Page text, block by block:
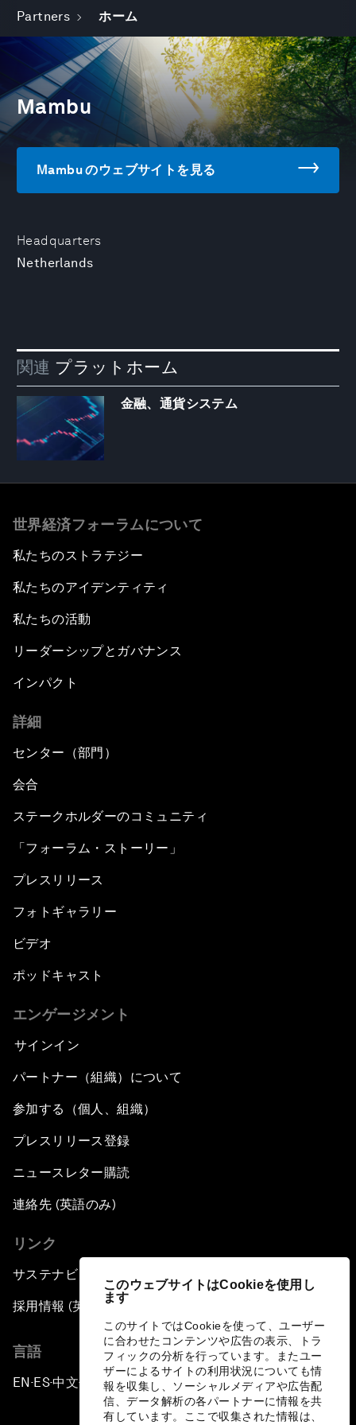
このウェブサイトはCookieを使用し
ます
このサイトではCookieを使って、ユーザー
に合わせたコンテンツや広告の表示、トラ
フィックの分析を行っています。またユー
ザーによるサイトの利用状況についても情
報を収集し、ソーシャルメディアや広告配
信、データ解析の各パートナーに情報を共
有しています。ここで収集された情報は、
Partners ホーム
Headquarters
Netherlands
Mambu
Mambu のウェブサイトを見る
関連 プラットホーム
金融、通貨システム
世界経済フォーラムについて
私たちのストラテジー
私たちのアイデンティティ
私たちの活動
リーダーシップとガバナンス
インパクト
詳細
センター（部門）
会合
ステークホルダーのコミュニティ
「フォーラム・ストーリー」
プレスリリース
フォトギャラリー
ビデオ
ポッドキャスト
エンゲージメント
サインイン
パートナー（組織）について
参加する（個人、組織）
プレスリリース登録
ニュースレター購読
連絡先 (英語のみ)
リンク
サステナビリティへの取り組み
採用情報 (英語のみ)
言語
EN ▪ES▪中文▪ 日本語